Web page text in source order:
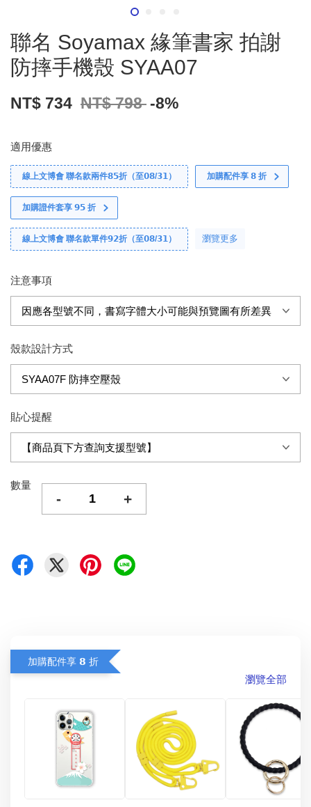
聯名 Soyamax 緣筆書家 拍謝
防摔手機殼 SYAA07
NT$ 734 NT$ 798 -8%
適用優惠
線上文博會 聯名款兩件𝟴𝟱折（至𝟬𝟴/𝟯𝟭） 加購配件享 𝟴 折
加購證件套享 𝟵𝟱 折
線上文博會 聯名款單件𝟵𝟮折（至𝟬𝟴/𝟯𝟭） 瀏覽更多
注意事項
殼款設計方式
貼心提醒
數量
- +
加購配件享 𝟴 折
瀏覽全部